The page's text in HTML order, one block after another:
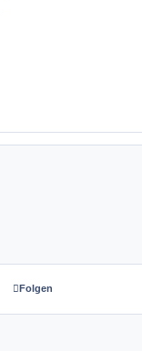
Folgen